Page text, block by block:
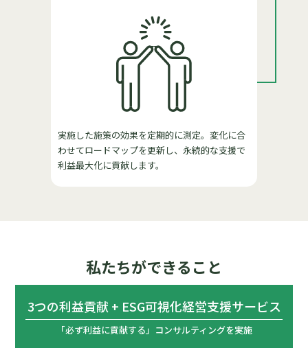
実施した施策の効果を定期的に測定。変化に合
わせてロードマップを更新し、永続的な支援で
利益最大化に貢献します。
私たちができること
3つの利益貢献 + ESG可視化経営支援サービス
「必ず利益に貢献する」コンサルティングを実施